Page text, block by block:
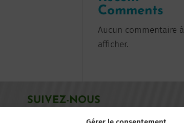
Comments
Aucun commentaire à
afficher.
SUIVEZ-NOUS